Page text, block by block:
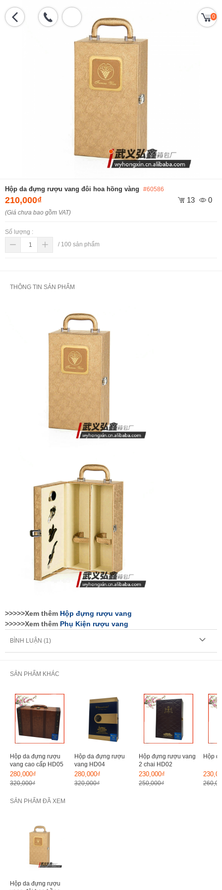
0
Hộp da đựng rượu vang đôi hoa hồng vàng #60586
210,000₫ 13 0
(Giá chưa bao gồm VAT)
Số lượng :
/ 100 sản phẩm
THÔNG TIN SẢN PHẨM
>>>>>Xem thêm Hộp đựng rượu vang
>>>>>Xem thêm Phụ Kiện rượu vang
BÌNH LUẬN (1)
SẢN PHẨM KHÁC
Hộp da đựng rượu
vang cao cấp HD05
280,000₫
320,000₫
Hộp da đựng rượu
vang HD04
280,000₫
320,000₫
Hộp đựng rượu vang
2 chai HD02
230,000₫
250,000₫
Hộp
SẢN PHẨM ĐÃ XEM
Hộp da đựng rượu